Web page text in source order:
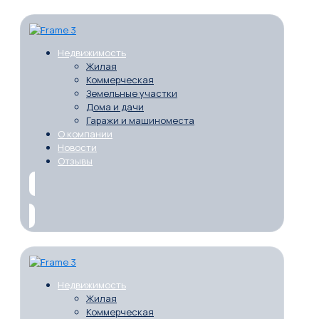
Недвижимость
Жилая
Коммерческая
Земельные участки
Дома и дачи
Гаражи и машиноместа
О компании
Новости
Отзывы
Недвижимость
Жилая
Коммерческая